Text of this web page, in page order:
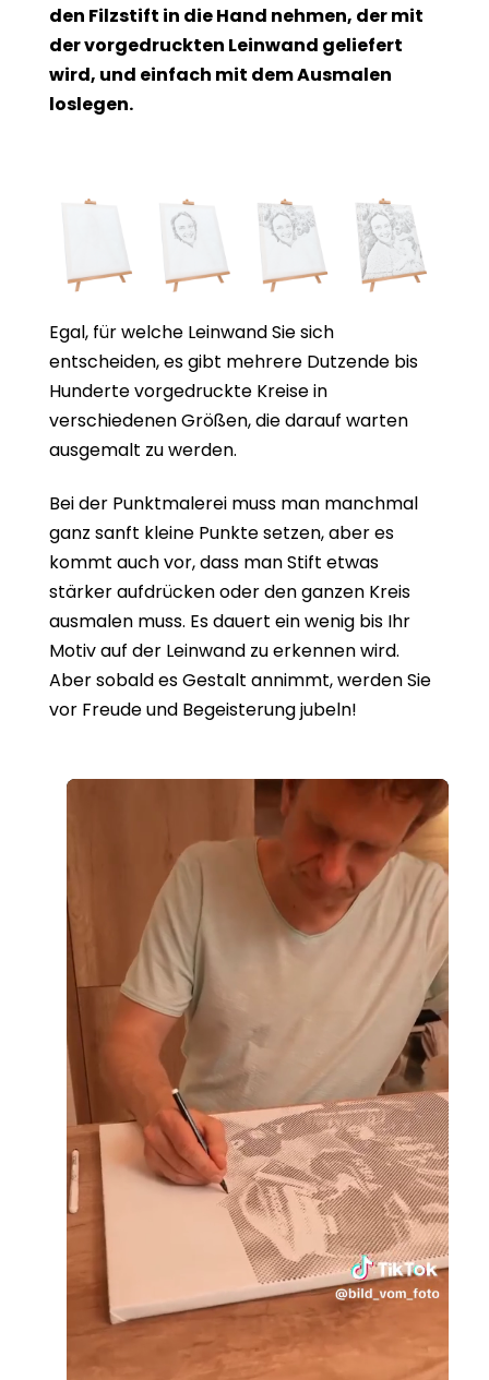
den Filzstift in die Hand nehmen, der mit
der vorgedruckten Leinwand geliefert
wird, und einfach mit dem Ausmalen
loslegen.
Egal, für welche Leinwand Sie sich
entscheiden, es gibt mehrere Dutzende bis
Hunderte vorgedruckte Kreise in
verschiedenen Größen, die darauf warten
ausgemalt zu werden.
Bei der Punktmalerei muss man manchmal
ganz sanft kleine Punkte setzen, aber es
kommt auch vor, dass man Stift etwas
stärker aufdrücken oder den ganzen Kreis
ausmalen muss. Es dauert ein wenig bis Ihr
Motiv auf der Leinwand zu erkennen wird.
Aber sobald es Gestalt annimmt, werden Sie
vor Freude und Begeisterung jubeln!